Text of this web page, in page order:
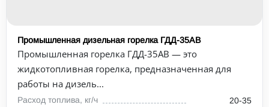
Промышленная дизельная горелка ГДД-35АВ
Промышленная горелка ГДД-35АВ — это
жидкотопливная горелка, предназначенная для
работы на дизель...
Расход топлива, кг/ч
20-35